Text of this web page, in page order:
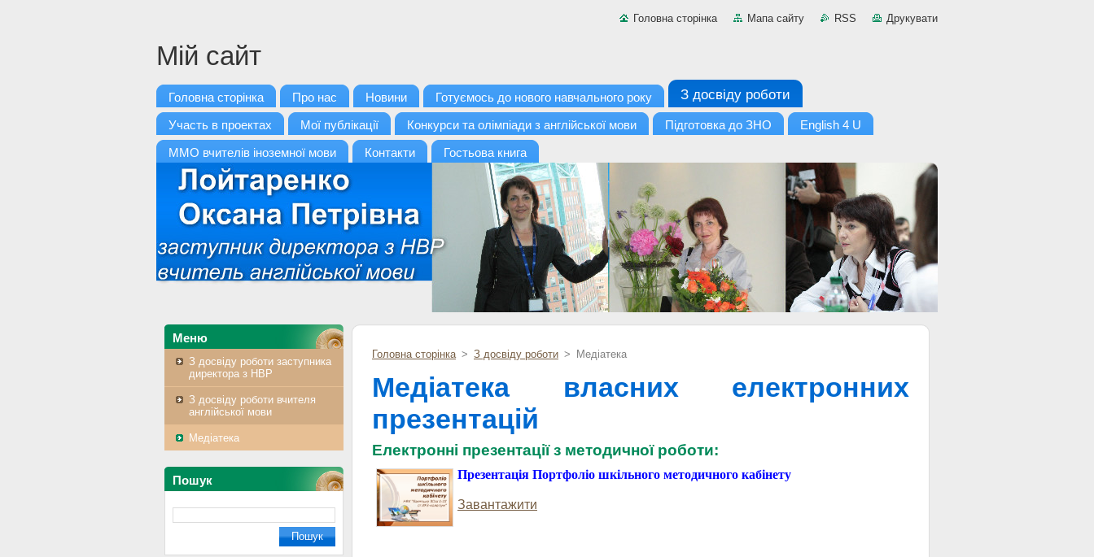
Головна сторінка Мапа сайту RSS Друкувати
Мій сайт
Головна сторінка Про нас Новини Готуємось до нового навчального року З досвіду роботи
Участь в проектах Мої публікації Конкурси та олімпіади з англійської мови Підготовка до ЗНО English 4 U
ММО вчителів іноземної мови Контакти Гостьова книга
Меню
З досвіду роботи заступника
директора з НВР
З досвіду роботи вчителя
англійської мови
Медіатека
Пошук
Головна сторінка > З досвіду роботи > Медіатека
Медіатека власних електронних
презентацій
Електронні презентації з методичної роботи:
Презентація Портфоліо шкільного методичного кабінету
Завантажити